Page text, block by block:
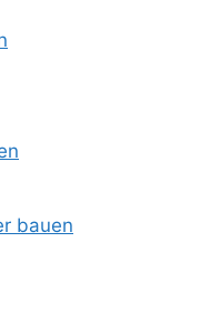
bauen